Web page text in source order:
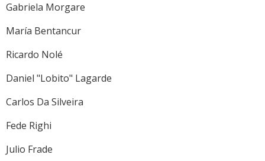
Gabriela Morgare
María Bentancur
Ricardo Nolé
Daniel "Lobito" Lagarde
Carlos Da Silveira
Fede Righi
Julio Frade